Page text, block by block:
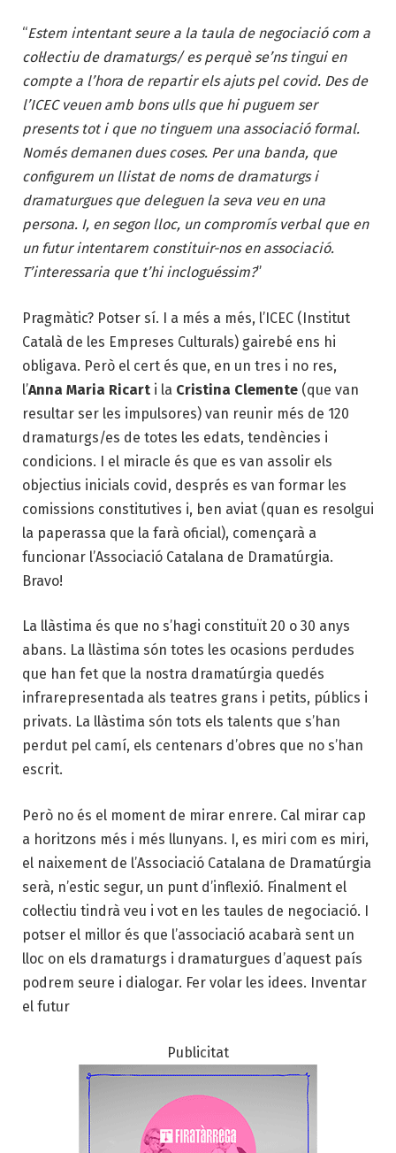
“Estem intentant seure a la taula de negociació com a
col·lectiu de dramaturgs/ es perquè se’ns tingui en
compte a l’hora de repartir els ajuts pel covid. Des de
l’ICEC veuen amb bons ulls que hi puguem ser
presents tot i que no tinguem una associació formal.
Només demanen dues coses. Per una banda, que
configurem un llistat de noms de dramaturgs i
dramaturgues que deleguen la seva veu en una
persona. I, en segon lloc, un compromís verbal que en
un futur intentarem constituir-nos en associació.
T’interessaria que t’hi incloguéssim?”
Pragmàtic? Potser sí. I a més a més, l’ICEC (Institut
Català de les Empreses Culturals) gairebé ens hi
obligava. Però el cert és que, en un tres i no res,
l’Anna Maria Ricart i la Cristina Clemente (que van
resultar ser les impulsores) van reunir més de 120
dramaturgs/es de totes les edats, tendències i
condicions. I el miracle és que es van assolir els
objectius inicials covid, després es van formar les
comissions constitutives i, ben aviat (quan es resolgui
la paperassa que la farà oficial), començarà a
funcionar l’Associació Catalana de Dramatúrgia.
Bravo!
La llàstima és que no s’hagi constituït 20 o 30 anys
abans. La llàstima són totes les ocasions perdudes
que han fet que la nostra dramatúrgia quedés
infrarepresentada als teatres grans i petits, públics i
privats. La llàstima són tots els talents que s’han
perdut pel camí, els centenars d’obres que no s’han
escrit.
Però no és el moment de mirar enrere. Cal mirar cap
a horitzons més i més llunyans. I, es miri com es miri,
el naixement de l’Associació Catalana de Dramatúrgia
serà, n’estic segur, un punt d’inflexió. Finalment el
col·lectiu tindrà veu i vot en les taules de negociació. I
potser el millor és que l’associació acabarà sent un
lloc on els dramaturgs i dramaturgues d’aquest país
podrem seure i dialogar. Fer volar les idees. Inventar
el futur
Publicitat